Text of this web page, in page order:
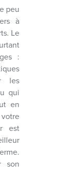
peu
à
Le
:
les
qui
en
est
son